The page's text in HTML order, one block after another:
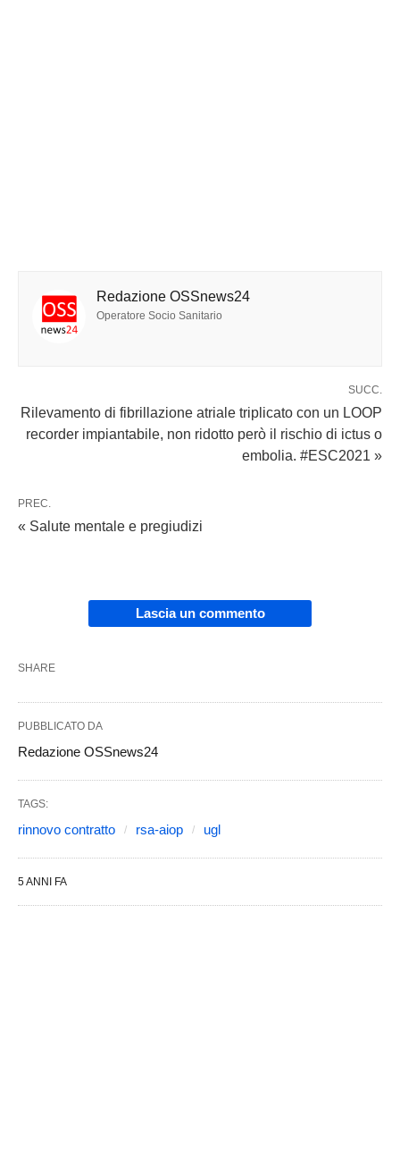
Redazione OSSnews24
Operatore Socio Sanitario
SUCC.
Rilevamento di fibrillazione atriale triplicato con un LOOP
recorder impiantabile, non ridotto però il rischio di ictus o
embolia. #ESC2021 »
PREC.
« Salute mentale e pregiudizi
Lascia un commento
SHARE
PUBBLICATO DA
Redazione OSSnews24
TAGS:
rinnovo contratto rsa-aiop ugl
5 ANNI FA